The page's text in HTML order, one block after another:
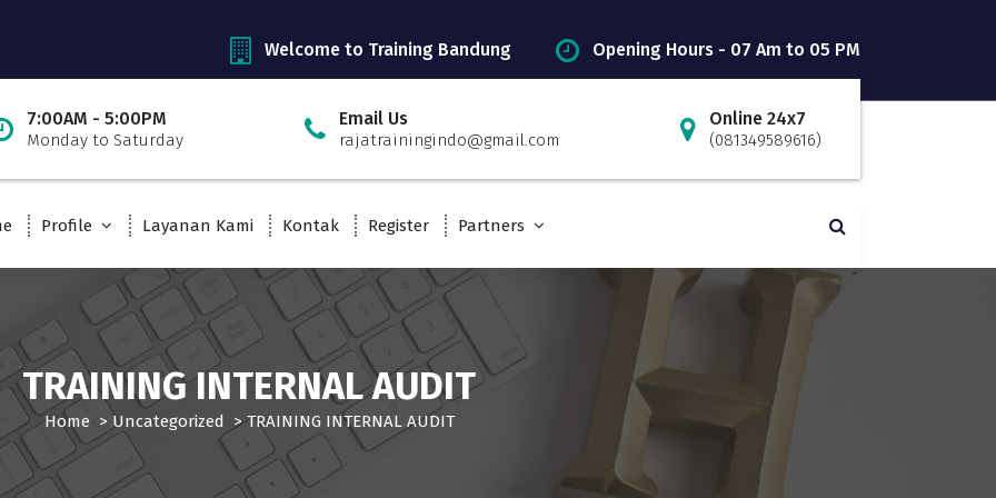
Welcome to Training Bandung Opening Hours - 07 Am to 05 PM
7:00AM - 5:00PM
Monday to Saturday
Email Us
rajatrainingindo@gmail.com
Online 24x7
(081349589616)
Profile Layanan Kami Kontak Register Partners
TRAINING INTERNAL AUDIT
Home > Uncategorized >TRAINING INTERNAL AUDIT